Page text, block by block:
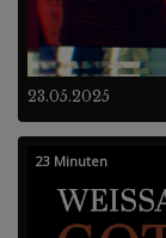
23.05.2025
23 Minuten